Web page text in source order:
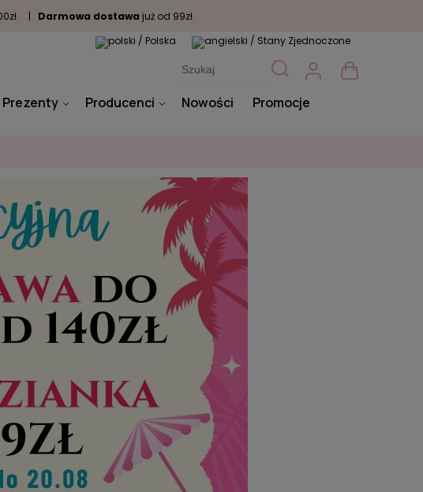
| Darmowa dostawa już od 99zł.
Prezenty Producenci Nowości Promocje